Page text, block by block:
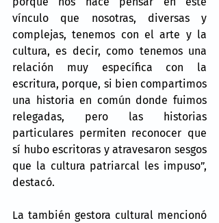
vínculo que nosotras, diversas y
complejas, tenemos con el arte y la
cultura, es decir, como tenemos una
relación muy específica con la
escritura, porque, si bien compartimos
una historia en común donde fuimos
relegadas, pero las historias
particulares permiten reconocer que
sí hubo escritoras y atravesaron sesgos
que la cultura patriarcal les impuso”,
destacó.
La también gestora cultural mencionó